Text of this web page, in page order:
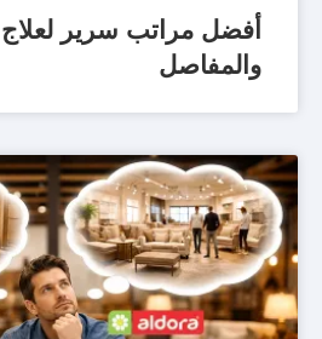
أفضل مراتب سرير لعلاج
والمفاصل